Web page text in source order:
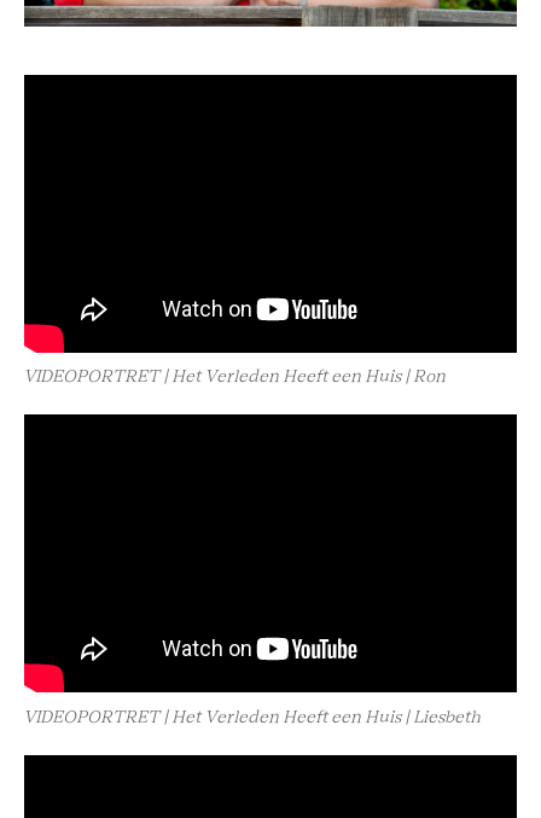
VIDEOPORTRET | Het Verleden Heeft een Huis | Ron
VIDEOPORTRET | Het Verleden Heeft een Huis | Liesbeth